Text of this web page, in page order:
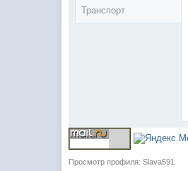
Транспорт
Просмотр профиля: Slava591